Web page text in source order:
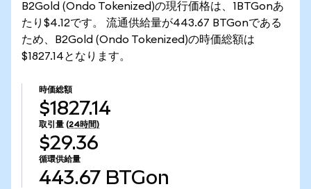
B2Gold (Ondo Tokenized)の現行価格は、1BTGonあ
たり$4.12です。 流通供給量が443.67 BTGonである
ため、B2Gold (Ondo Tokenized)の時価総額は
$1827.14となります。
時価総額
$1827.14
取引量 (24時間)
$29.36
循環供給量
443.67 BTGon